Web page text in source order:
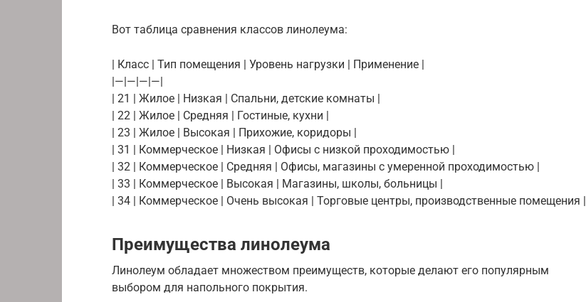
Вот таблица сравнения классов линолеума:
| Класс | Тип помещения | Уровень нагрузки | Применение |
|—|—|—|—|
| 21 | Жилое | Низкая | Спальни, детские комнаты |
| 22 | Жилое | Средняя | Гостиные, кухни |
| 23 | Жилое | Высокая | Прихожие, коридоры |
| 31 | Коммерческое | Низкая | Офисы с низкой проходимостью |
| 32 | Коммерческое | Средняя | Офисы, магазины с умеренной проходимостью |
| 33 | Коммерческое | Высокая | Магазины, школы, больницы |
| 34 | Коммерческое | Очень высокая | Торговые центры, производственные помещения |
Преимущества линолеума
Линолеум обладает множеством преимуществ, которые делают его популярным
выбором для напольного покрытия.